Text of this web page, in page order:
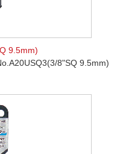
9.5mm)
8"SQ 9.5mm)